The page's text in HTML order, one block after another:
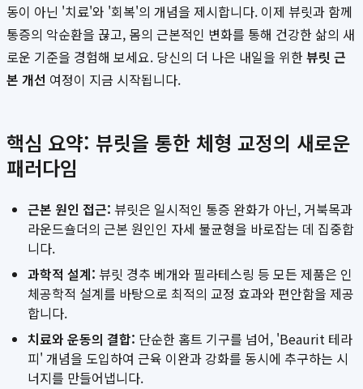
동이 아닌 '치료'와 '회복'의 개념을 제시합니다. 이제 뷰릿과 함께
통증의 악순환을 끊고, 몸의 근본적인 변화를 통해 건강한 삶의 새
로운 기준을 경험해 보세요. 당신의 더 나은 내일을 위한뷰릿 근
본 개선 여정이 지금 시작됩니다.
핵심 요약: 뷰릿을 통한 체형 교정의 새로운
패러다임
근본 원인 접근: 뷰릿은 일시적인 통증 완화가 아닌, 거북목과
라운드숄더의 근본 원인인 자세 불균형을 바로잡는 데 집중합
니다.
과학적 설계: 뷰릿 경추 베개와 필라테스링 등 모든 제품은 인
체공학적 설계를 바탕으로 최적의 교정 효과와 편안함을 제공
합니다.
치료와 운동의 결합: 단순한 홈트 기구를 넘어, 'Beaurit 테라
피' 개념을 도입하여 근육 이완과 강화를 동시에 추구하는 시
너지를 만들어냅니다.